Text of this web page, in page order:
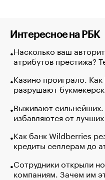
Интересное на РБК
Насколько ваш
атрибутов престижа?
Казино проиграло.
разрушают
Выживают
избавляются от
Как банк Wildberries
кредиты селлерам до
Сотрудники открыли
компаниям. Зачем им